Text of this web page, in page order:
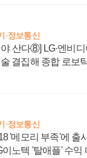
·정보통신
산다⑧] LG·엔비디
술 결집해 종합 로보
·정보통신
'메모리 부족'에 출
이노텍 '탈애플' 수익